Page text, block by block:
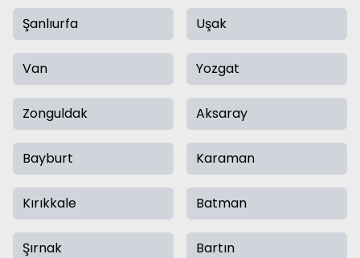
Şanlıurfa Uşak
Van Yozgat
Zonguldak Aksaray
Bayburt Karaman
Kırıkkale Batman
Şırnak Bartın